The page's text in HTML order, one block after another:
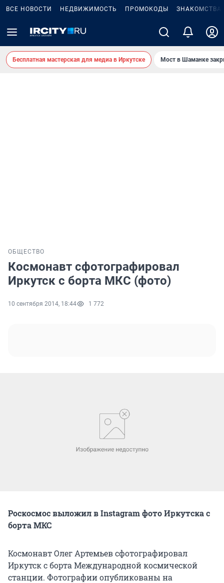
ВСЕ НОВОСТИ НЕДВИЖИМОСТЬ ПРОМОКОДЫ ЗНАКОМСТВА
Бесплатная мастерская для медиа в Иркутске Мост в Шаманке
ОБЩЕСТВО
Космонавт сфотографировал
Иркутск с борта МКС (фото)
10 сентября 2014, 18:44 1 772
Роскосмос выложил в Instagram фото Иркутска с
борта МКС
Космонавт Олег Артемьев сфотографировал
Иркутск с борта Международной космической
станции. Фотографии опубликованы на